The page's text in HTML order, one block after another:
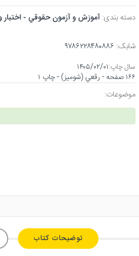
دسته بندی:آموزش و آزمون حقوقي -
شابک: ۹۷۸۶۲۲۸۴۸۰۸۸۶
سال چاپ:۱۴۰۵/۰۲/۰۱
۱۶۶ صفحه - رقعي (شوميز) - چاپ ۱
موضوعات:
توضیحات کتاب